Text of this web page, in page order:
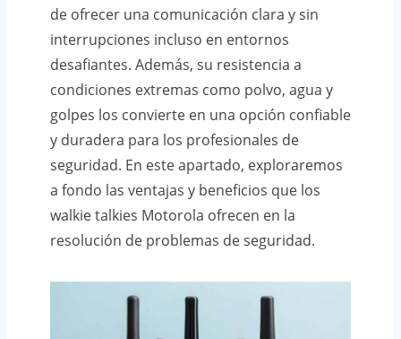
de ofrecer una comunicación clara y sin
interrupciones incluso en entornos
desafiantes. Además, su resistencia a
condiciones extremas como polvo, agua y
golpes los convierte en una opción confiable
y duradera para los profesionales de
seguridad. En este apartado, exploraremos
a fondo las ventajas y beneficios que los
walkie talkies Motorola ofrecen en la
resolución de problemas de seguridad.